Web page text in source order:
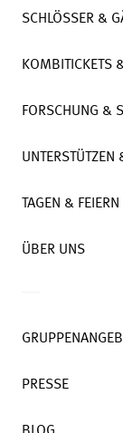
SCHLÖSSER &
KOMBITICKETS
FORSCHUNG &
UNTERSTÜTZEN
TAGEN & FEIERN
ÜBER UNS
PRESSE